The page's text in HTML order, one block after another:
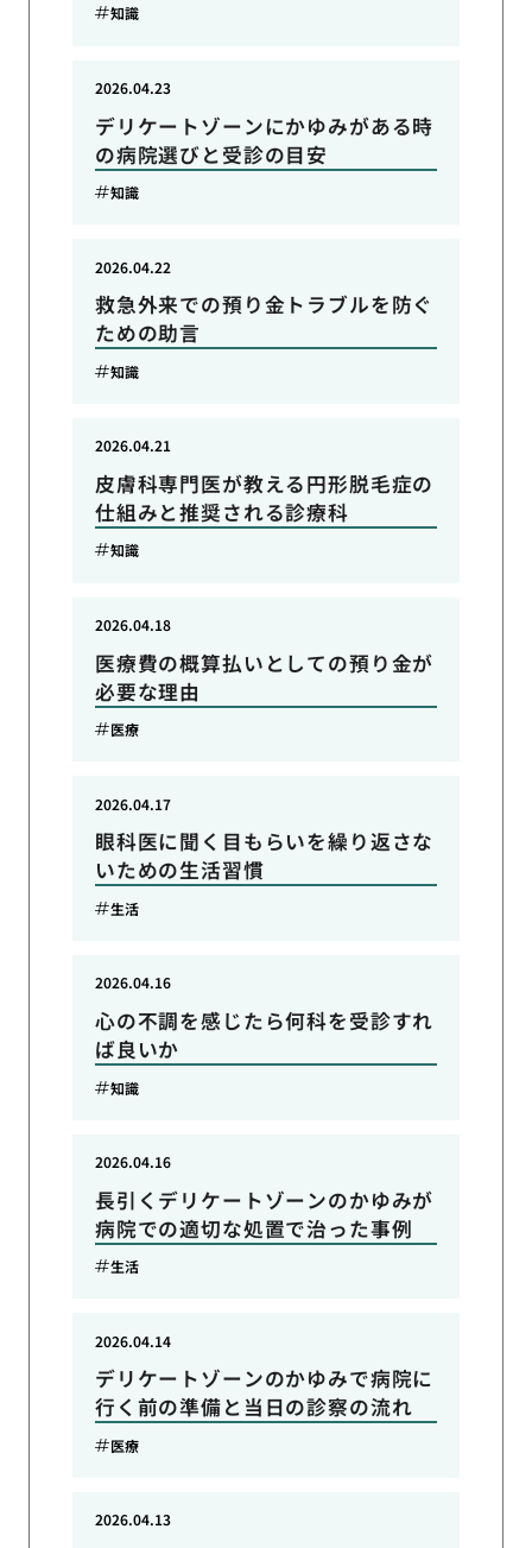
知識
デリケートゾーンにかゆみがある時
の病院選びと受診の目安
2026.04.23
知識
救急外来での預り金トラブルを防ぐ
ための助言
2026.04.22
知識
皮膚科専門医が教える円形脱毛症の
仕組みと推奨される診療科
2026.04.21
知識
医療費の概算払いとしての預り金が
必要な理由
2026.04.18
医療
眼科医に聞く目もらいを繰り返さな
いための生活習慣
2026.04.17
生活
心の不調を感じたら何科を受診すれ
ば良いか
2026.04.16
知識
長引くデリケートゾーンのかゆみが
病院での適切な処置で治った事例
2026.04.16
生活
デリケートゾーンのかゆみで病院に
行く前の準備と当日の診察の流れ
2026.04.14
医療
2026.04.13